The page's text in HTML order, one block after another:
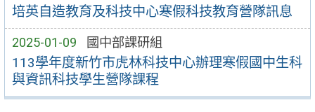
培英自造教育及科技中心寒假科技教育營隊訊息
2025-01-09 國中部課研組
113學年度新竹市虎林科技中心辦理寒假國中生科
與資訊科技學生營隊課程